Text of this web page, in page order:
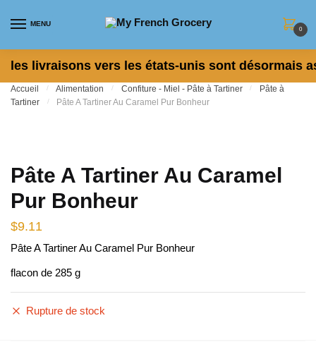
MENU
0
les livraisons vers les états-unis sont désormais
Accueil / Alimentation / Confiture - Miel - Pâte à Tartiner /
Pâte à
Tartiner
/ Pâte A Tartiner Au Caramel Pur Bonheur
Pâte A Tartiner Au Caramel
Pur Bonheur
$9.11
Pâte A Tartiner Au Caramel Pur Bonheur
flacon de 285 g
Rupture de stock